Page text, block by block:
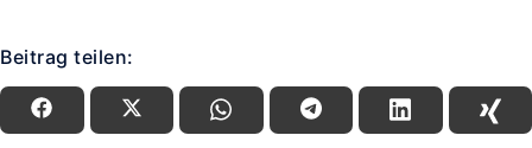
Beitrag teilen: